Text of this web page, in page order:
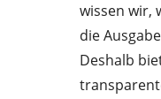
wissen wir,
die
Deshalb